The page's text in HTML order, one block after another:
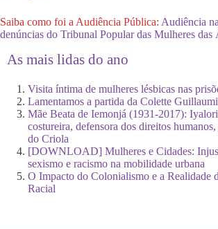
Saiba como foi a Audiência Pública: Audiência
denúncias do Tribunal Popular das Mulheres das
As mais lidas do ano
Visita íntima de mulheres lésbicas nas
Lamentamos a partida da Colette
Mãe Beata de Iemonjá (1931-2017):
costureira, defensora dos direitos
do Criola
[DOWNLOAD] Mulheres e Cidades:
sexismo e racismo na mobilidade urbana
O Impacto do Colonialismo e a Realidade
Racial